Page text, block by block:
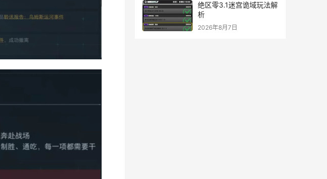
绝区零3.1迷宫诡域玩法解
析
2026年8月7日